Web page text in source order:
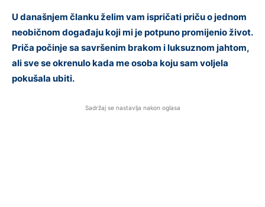
U današnjem članku želim vam ispričati priču o jednom
neobičnom događaju koji mi je potpuno promijenio život.
Priča počinje sa savršenim brakom i luksuznom jahtom,
ali sve se okrenulo kada me osoba koju sam voljela
pokušala ubiti.
Sadržaj se nastavlja nakon oglasa